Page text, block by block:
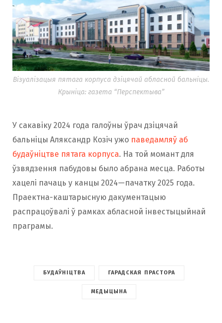
Візуалізацыя пятага корпуса дзіцячай абласной бальніцы.
Крыніца: газета “Перспектыва”
У сакавіку 2024 года галоўны ўрач дзіцячай
бальніцы Аляксандр Козіч ужо паведамляў аб
будаўніцтве пятага корпуса. На той момант для
ўзвядзення пабудовы было абрана месца. Работы
хацелі пачаць у канцы 2024—пачатку 2025 года.
Праектна-каштарысную дакументацыю
распрацоўвалі ў рамках абласной інвестыцыйнай
праграмы.
БУДАЎНІЦТВА ГАРАДСКАЯ ПРАСТОРА
МЕДЫЦЫНА